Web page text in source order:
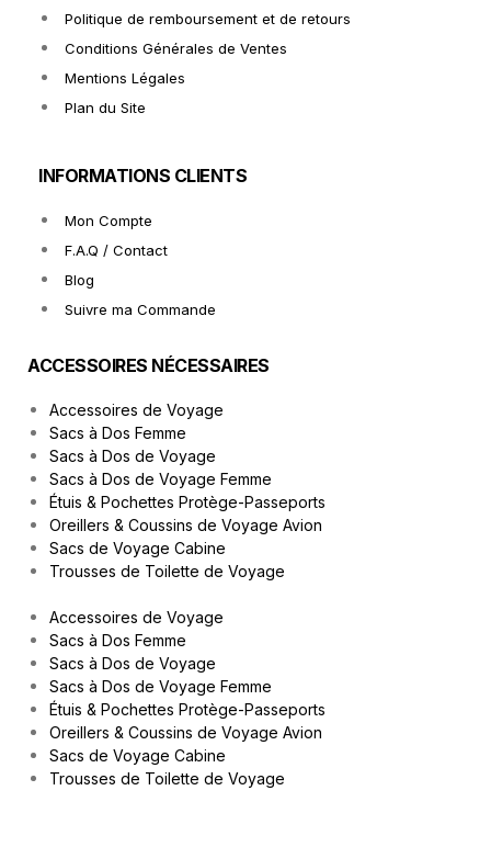
Politique de remboursement et de retours
Conditions Générales de Ventes
Mentions Légales
Plan du Site
INFORMATIONS CLIENTS
Mon Compte
F.A.Q / Contact
Blog
Suivre ma Commande
ACCESSOIRES NÉCESSAIRES
Accessoires de Voyage
Sacs à Dos Femme
Sacs à Dos de Voyage
Sacs à Dos de Voyage Femme
Étuis & Pochettes Protège-Passeports
Oreillers & Coussins de Voyage Avion
Sacs de Voyage Cabine
Trousses de Toilette de Voyage
Accessoires de Voyage
Sacs à Dos Femme
Sacs à Dos de Voyage
Sacs à Dos de Voyage Femme
Étuis & Pochettes Protège-Passeports
Oreillers & Coussins de Voyage Avion
Sacs de Voyage Cabine
Trousses de Toilette de Voyage